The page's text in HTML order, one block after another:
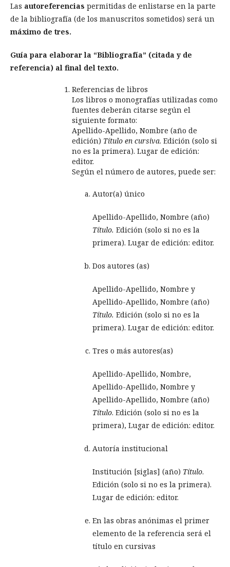
Las autoreferencias permitidas de enlistarse en la parte
de la bibliografía (de los manuscritos sometidos) será un
máximo de tres.
Guía para elaborar la “Bibliografía” (citada y de
referencia) al final del texto.
Referencias de libros
Los libros o monografías utilizadas como
fuentes deberán citarse según el
siguiente formato:
Apellido-Apellido, Nombre (año de
edición) Título en cursiva. Edición (solo si
no es la primera). Lugar de edición:
editor.
Según el número de autores, puede ser:
Autor(a) único
Apellido-Apellido, Nombre (año)
Título. Edición (solo si no es la
primera). Lugar de edición: editor.
Dos autores (as)
Apellido-Apellido, Nombre y
Apellido-Apellido, Nombre (año)
Título. Edición (solo si no es la
primera). Lugar de edición: editor.
Tres o más autores(as)
Apellido-Apellido, Nombre,
Apellido-Apellido, Nombre y
Apellido-Apellido, Nombre (año)
Título. Edición (solo si no es la
primera), Lugar de edición: editor.
Autoría institucional
Institución [siglas] (año) Título.
Edición (solo si no es la primera).
Lugar de edición: editor.
En las obras anónimas el primer
elemento de la referencia será el
título en cursivas